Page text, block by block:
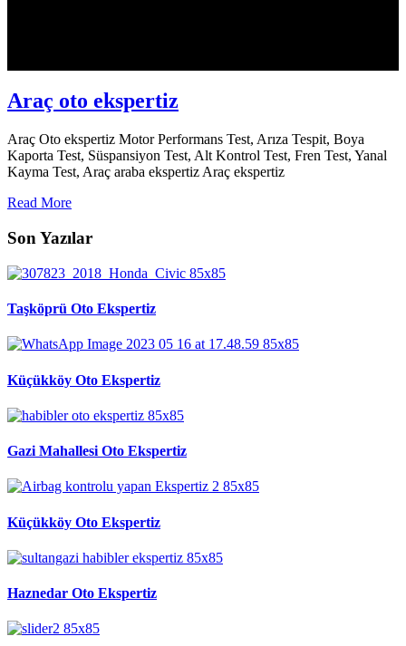
Araç oto ekspertiz
Araç Oto ekspertiz Motor Performans Test, Arıza Tespit, Boya
Kaporta Test, Süspansiyon Test, Alt Kontrol Test, Fren Test, Yanal
Kayma Test, Araç araba ekspertiz Araç ekspertiz
Read More
Son Yazılar
Taşköprü Oto Ekspertiz
Küçükköy Oto Ekspertiz
Gazi Mahallesi Oto Ekspertiz
Küçükköy Oto Ekspertiz
Haznedar Oto Ekspertiz